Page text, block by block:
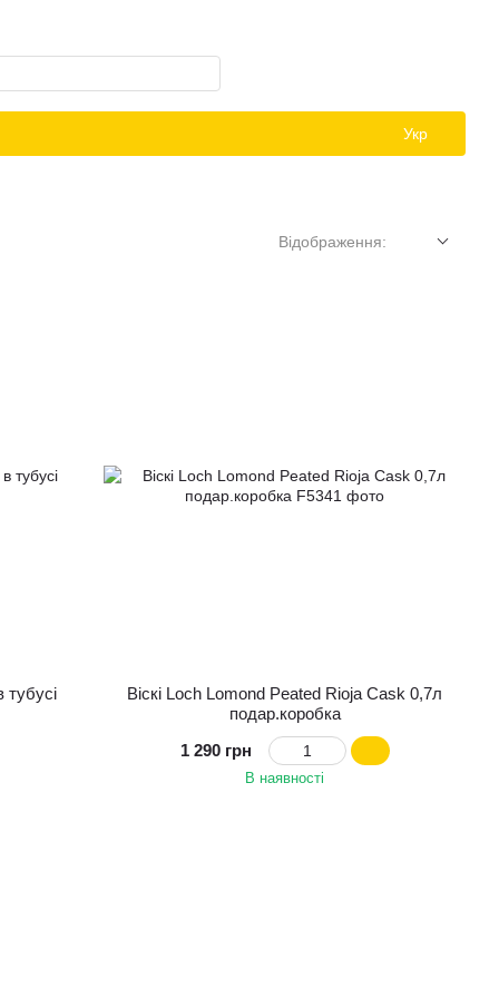
Укр
Відображення:
тубусі
Віскі Loch Lomond Peated Rioja Cask 0,7л
подар.коробка
1 290 грн
В наявності